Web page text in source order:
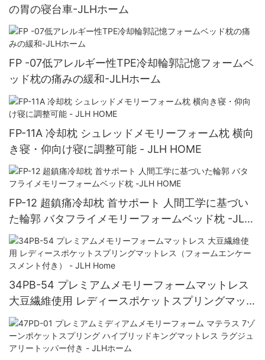
の胃の寝台車-JLHホーム
FP -07低アレルギー性TPE冷却輪郭記憶フォームベ
ッド枕の痛みの緩和-JLHホーム
FP-11A 冷却枕 シュレッドメモリーフォーム枕 横向
き寝・仰向け寝に調整可能 - JLH HOME
FP-12 超鎮痛冷却枕 首サポート 人間工学に基づい
た輪郭 バタフライメモリーフォームベッド枕 -JLH
HOME
34PB-54 プレミアムメモリーフォームマットレス
大豆繊維使用 レディースポケットスプリングマッ
トレス（フォームエンケースメント付き） - JLH
Home